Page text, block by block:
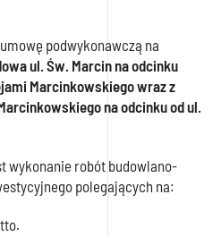
podwykonawczą na
ul. Św. Marcin na odcinku
Marcinkowskiego wraz z
na odcinku od ul.
wykonanie robót budowlano-
polegających na: